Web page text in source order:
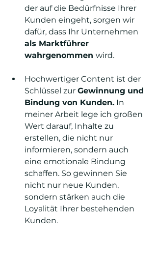
der auf die Bedürfnisse Ihrer
Kunden eingeht, sorgen wir
dafür, dass Ihr Unternehmen
als Marktführer
wahrgenommen wird.
Hochwertiger Content ist der
Schlüssel zur Gewinnung und
Bindung von Kunden. In
meiner Arbeit lege ich großen
Wert darauf, Inhalte zu
erstellen, die nicht nur
informieren, sondern auch
eine emotionale Bindung
schaffen. So gewinnen Sie
nicht nur neue Kunden,
sondern stärken auch die
Loyalität Ihrer bestehenden
Kunden.